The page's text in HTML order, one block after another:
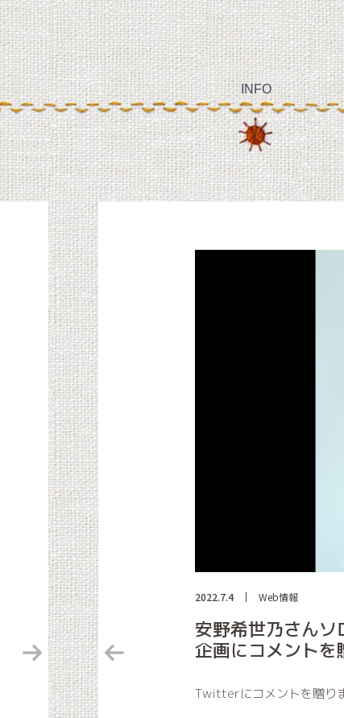
INFO
2022.7.4 Web情報
安野希世乃さん
企画にコメントを
Twitterにコメントを贈り